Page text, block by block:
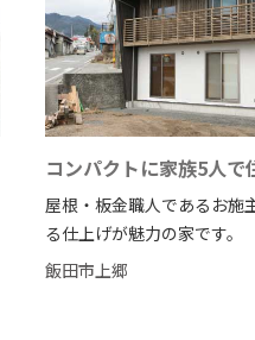
コンパクトに家族5人で
屋根・板金職人であるお施
る仕上げが魅力の家です。
飯田市上郷